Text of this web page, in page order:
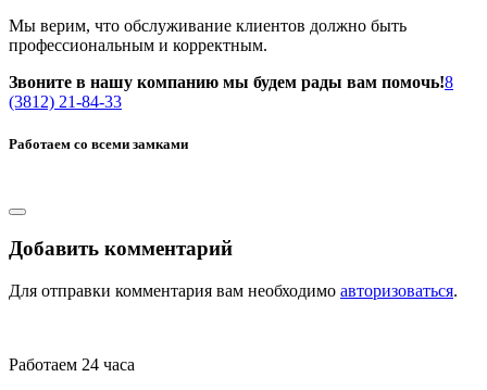
Мы верим, что обслуживание клиентов должно быть
профессиональным и корректным.
Звоните в нашу компанию мы будем рады вам помочь!8
(3812) 21-84-33
Работаем со всеми замками
Добавить комментарий
Для отправки комментария вам необходимо авторизоваться.
Работаем 24 часа